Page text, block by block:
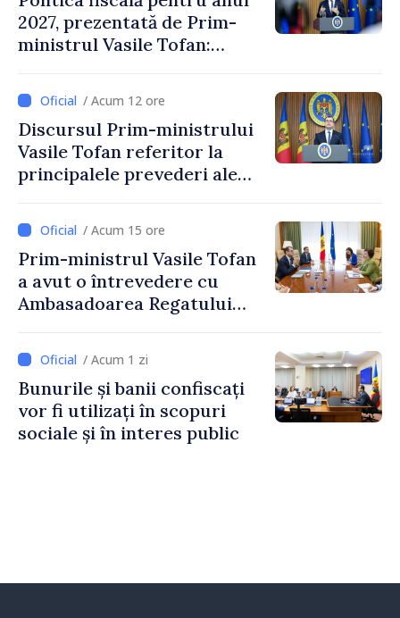
2027, prezentată de Prim-
ministrul Vasile Tofan:
stimularea investițiilor și o
taxare mai echitabilă
/ Acum 12 ore
Discursul Prim-ministrului
Vasile Tofan referitor la
principalele prevederi ale
2027
/ Acum 15 ore
Prim-ministrul Vasile Tofan
a avut o întrevedere cu
Ambasadoarea Regatului
Irlandei de Nord, Fern
Horine / Acum 1 zi
Bunurile și banii confiscați
vor fi utilizați în scopuri
sociale și în interes public